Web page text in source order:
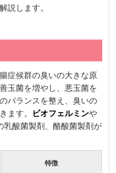
説します。
症候群の臭いの大きな原
玉菌を増やし、悪玉菌を
バランスを整え、臭いの
ます。
ビオフェルミンや
乳酸菌製剤、酪酸菌製剤が
特徴